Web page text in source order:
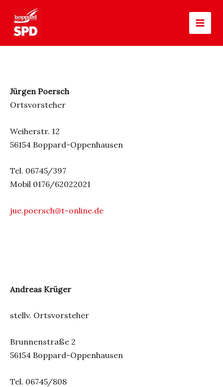
Inhalt
springen
Jürgen Poersch
Ortsvorsteher
Weiherstr. 12
56154 Boppard-Oppenhausen
Tel. 06745/397
Mobil 0176/62022021
jue.poersch@t-online.de
Andreas Krüger
stellv. Ortsvorsteher
Brunnenstraße 2
56154 Boppard-Oppenhausen
Tel. 06745/808